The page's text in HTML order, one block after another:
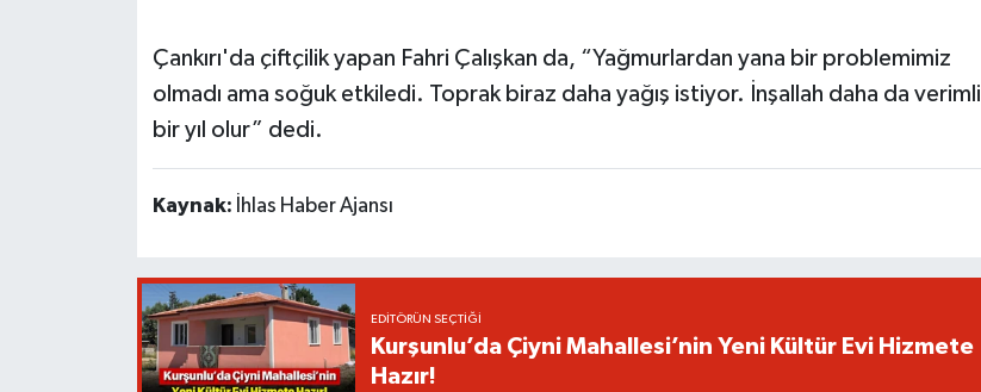
Çankırı'da çiftçilik yapan Fahri Çalışkan da, “Yağmurlardan yana bir problemimiz
olmadı ama soğuk etkiledi. Toprak biraz daha yağış istiyor. İnşallah daha da verimli
bir yıl olur” dedi.
Kaynak: İhlas Haber Ajansı
EDITÖRÜN SEÇTIĞI
Kurşunlu’da Çiyni Mahallesi’nin Yeni Kültür Evi Hizmete
Hazır!